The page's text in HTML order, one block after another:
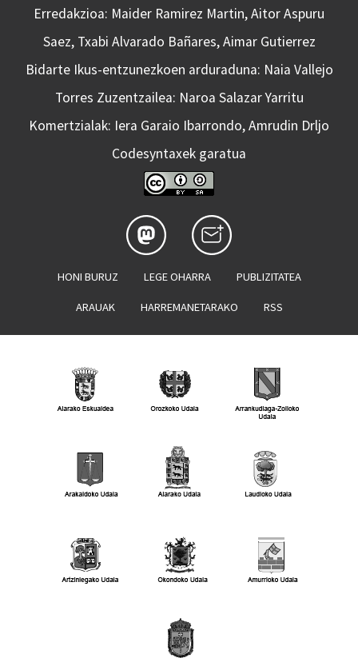
Erredakzioa: Maider Ramirez Martin, Aitor Aspuru
Saez, Txabi Alvarado Bañares, Aimar Gutierrez
Bidarte Ikus-entzunezkoen arduraduna: Naia Vallejo
Torres Zuzentzailea: Naroa Salazar Yarritu
Komertzialak: Iera Garaio Ibarrondo, Amrudin Drljo
Codesyntaxek garatua
HONI BURUZ LEGE OHARRA PUBLIZITATEA
ARAUAK HARREMANETARAKO RSS